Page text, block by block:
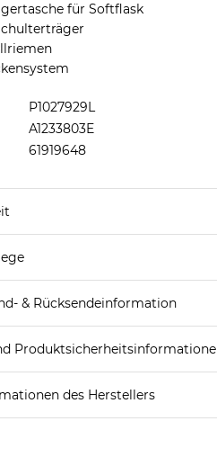
für Softflask
P1027929L
A1233803E
61919648
zu diesen Angaben findest du
& Rücksendeinformation
GmbH
des Herstellers